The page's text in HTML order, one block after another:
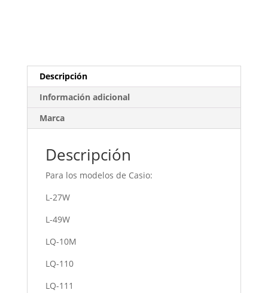
Descripción
Información adicional
Marca
Descripción
Para los modelos de Casio:
L-27W
L-49W
LQ-10M
LQ-110
LQ-111